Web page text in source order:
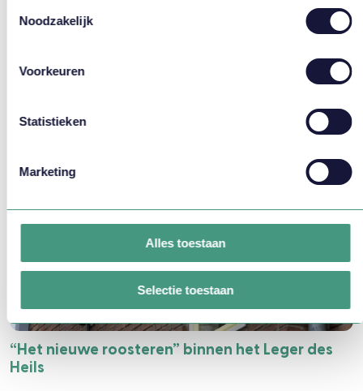
Noodzakelijk
Voorkeuren
Statistieken
Marketing
Alles toestaan
Selectie toestaan
CONTACT OPNEMEN
Bekijk ook eens
“Het nieuwe roosteren” binnen het Leger des
Heils